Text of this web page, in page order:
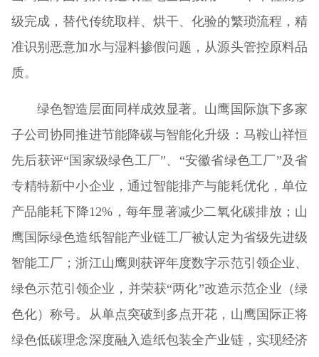
级完成，替代传统取样、烘干、化验的繁琐流程，精
准识别恶意加水与湿料掺假问题，从源头管控原料品
质。
绿色智造层面同样成效显著。山鹰国际旗下多家
子公司协同推进节能降碳与智能化升级：马鞍山祥恒
先后获评“国家级绿色工厂”、“安徽省绿色工厂”及省
专精特新中小企业，通过智能排产与能耗优化，单位
产品能耗下降12%，每年显著减少二氧化碳排放；山
鹰国际绿色造纸智能产业链工厂被认定为省级先进级
智能工厂；浙江山鹰则获评年度数字示范引领企业、
绿色示范引领企业，并荣获“两化”改造示范企业（绿
色化）称号。从单点突破到多点开花，山鹰国际正将
绿色低碳理念深度融入造纸包装全产业链，实现经济